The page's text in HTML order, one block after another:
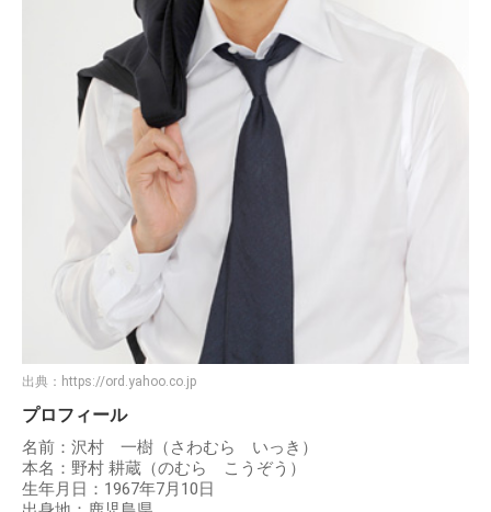
出典： https://ord.yahoo.co.jp
プロフィール
名前：沢村 一樹（さわむら いっき）
本名：野村 耕蔵（のむら こうぞう）
生年月日：1967年7月10日